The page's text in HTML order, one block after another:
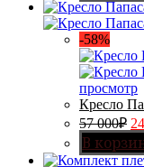
-58%
просмотр
Кресло
57 000₽
В